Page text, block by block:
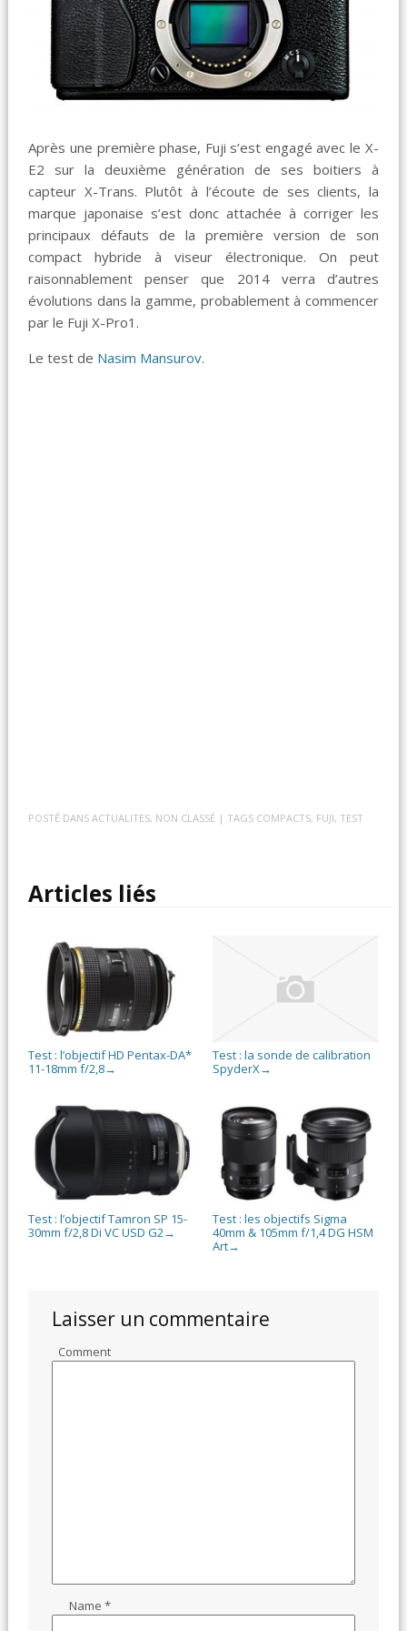
Après une première phase, Fuji s’est engagé avec le X-
E2 sur la deuxième génération de ses boitiers à
capteur X-Trans. Plutôt à l’écoute de ses clients, la
marque japonaise s’est donc attachée à corriger les
principaux défauts de la première version de son
compact hybride à viseur électronique. On peut
raisonnablement penser que 2014 verra d’autres
évolutions dans la gamme, probablement à commencer
par le Fuji X-Pro1.
Le test de Nasim Mansurov.
POSTÉ DANSACTUALITES, NON CLASSÉ | TAGS COMPACTS, FUJI, TEST
Articles liés
Test : l’objectif HD Pentax-DA*
11-18mm f/2,8→
Test : la sonde de calibration
SpyderX →
Test : l’objectif Tamron SP 15-
30mm f/2,8 Di VC USD G2→
Test : les objectifs Sigma
40mm & 105mm f/1,4 DG HSM
Art→
Laisser un commentaire
Comment
Name*